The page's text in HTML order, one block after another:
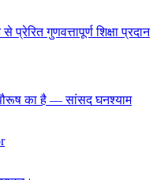
प्रेरित गुणवत्तापूर्ण शिक्षा प्रदान
का है — सांसद घनश्याम